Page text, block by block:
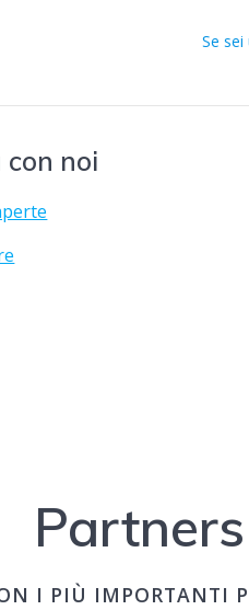
Se
con noi
Partners
I PIÙ IMPORTANTI